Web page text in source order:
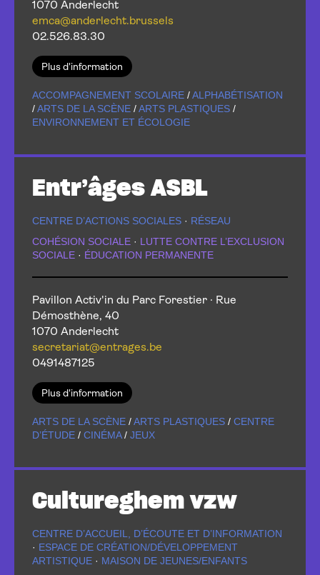
1070 Anderlecht
emca@anderlecht.brussels
02.526.83.30
Plus d'information
ACCOMPAGNEMENT SCOLAIRE /ALPHABÉTISATION
/ARTS DE LA SCÈNE /ARTS PLASTIQUES /
ENVIRONNEMENT ET ÉCOLOGIE
Entr’âges ASBL
CENTRE D’ACTIONS SOCIALES · RÉSEAU
COHÉSION SOCIALE · LUTTE CONTRE L’EXCLUSION
SOCIALE · ÉDUCATION PERMANENTE
Pavillon Activ'in du Parc Forestier · Rue
Démosthène, 40
1070 Anderlecht
secretariat@entrages.be
0491487125
Plus d'information
ARTS DE LA SCÈNE /ARTS PLASTIQUES / CENTRE
D’ÉTUDE / CINÉMA/ JEUX
Cultureghem vzw
CENTRE D’ACCUEIL, D’ÉCOUTE ET D’INFORMATION
· ESPACE DE CRÉATION/DÉVELOPPEMENT
ARTISTIQUE · MAISON DE JEUNES/ENFANTS